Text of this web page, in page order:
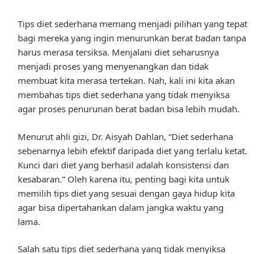
Tips diet sederhana memang menjadi pilihan yang tepat
bagi mereka yang ingin menurunkan berat badan tanpa
harus merasa tersiksa. Menjalani diet seharusnya
menjadi proses yang menyenangkan dan tidak
membuat kita merasa tertekan. Nah, kali ini kita akan
membahas tips diet sederhana yang tidak menyiksa
agar proses penurunan berat badan bisa lebih mudah.
Menurut ahli gizi, Dr. Aisyah Dahlan, “Diet sederhana
sebenarnya lebih efektif daripada diet yang terlalu ketat.
Kunci dari diet yang berhasil adalah konsistensi dan
kesabaran.” Oleh karena itu, penting bagi kita untuk
memilih tips diet yang sesuai dengan gaya hidup kita
agar bisa dipertahankan dalam jangka waktu yang
lama.
Salah satu tips diet sederhana yang tidak menyiksa